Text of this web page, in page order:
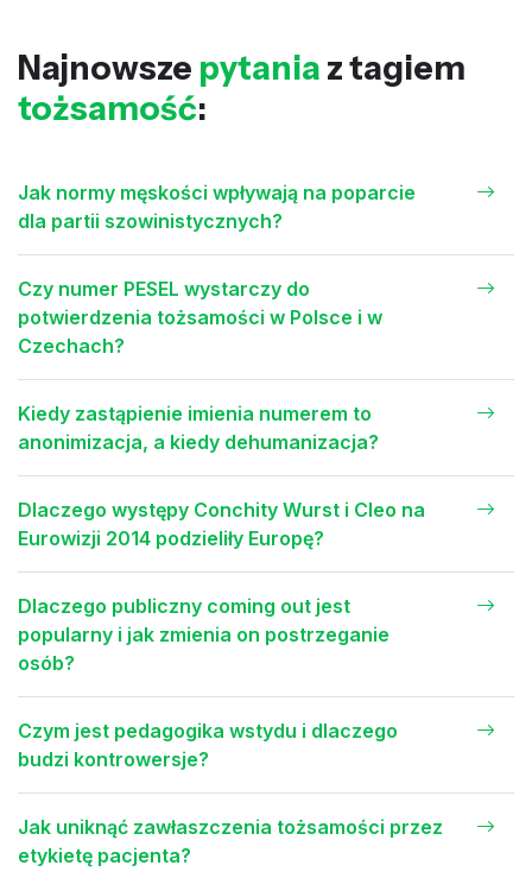
Najnowsze pytania z tagiem
tożsamość:
Jak normy męskości wpływają na poparcie
dla partii szowinistycznych?
Czy numer PESEL wystarczy do
potwierdzenia tożsamości w Polsce i w
Czechach?
Kiedy zastąpienie imienia numerem to
anonimizacja, a kiedy dehumanizacja?
Dlaczego występy Conchity Wurst i Cleo na
Eurowizji 2014 podzieliły Europę?
Dlaczego publiczny coming out jest
popularny i jak zmienia on postrzeganie
osób?
Czym jest pedagogika wstydu i dlaczego
budzi kontrowersje?
Jak uniknąć zawłaszczenia tożsamości przez
etykietę pacjenta?